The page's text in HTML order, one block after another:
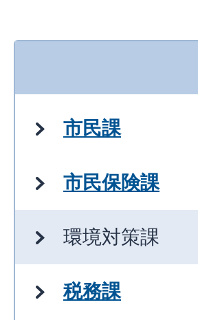
市民課
市民保険課
環境対策課
税務課